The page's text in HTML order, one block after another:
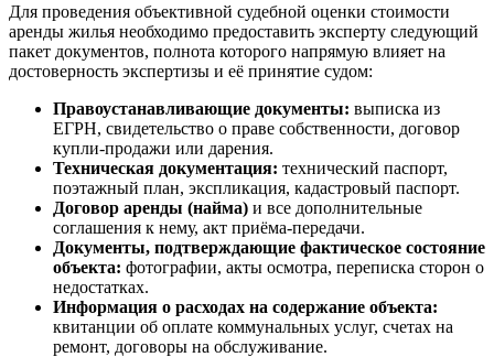
Для проведения объективной судебной оценки стоимости
аренды жилья необходимо предоставить эксперту следующий
пакет документов, полнота которого напрямую влияет на
достоверность экспертизы и её принятие судом:
Правоустанавливающие документы: выписка из
ЕГРН, свидетельство о праве собственности, договор
купли-продажи или дарения.
Техническая документация: технический паспорт,
поэтажный план, экспликация, кадастровый паспорт.
Договор аренды (найма) и все дополнительные
соглашения к нему, акт приёма-передачи.
Документы, подтверждающие фактическое состояние
объекта: фотографии, акты осмотра, переписка сторон о
недостатках.
Информация о расходах на содержание объекта:
квитанции об оплате коммунальных услуг, счетах на
ремонт, договоры на обслуживание.